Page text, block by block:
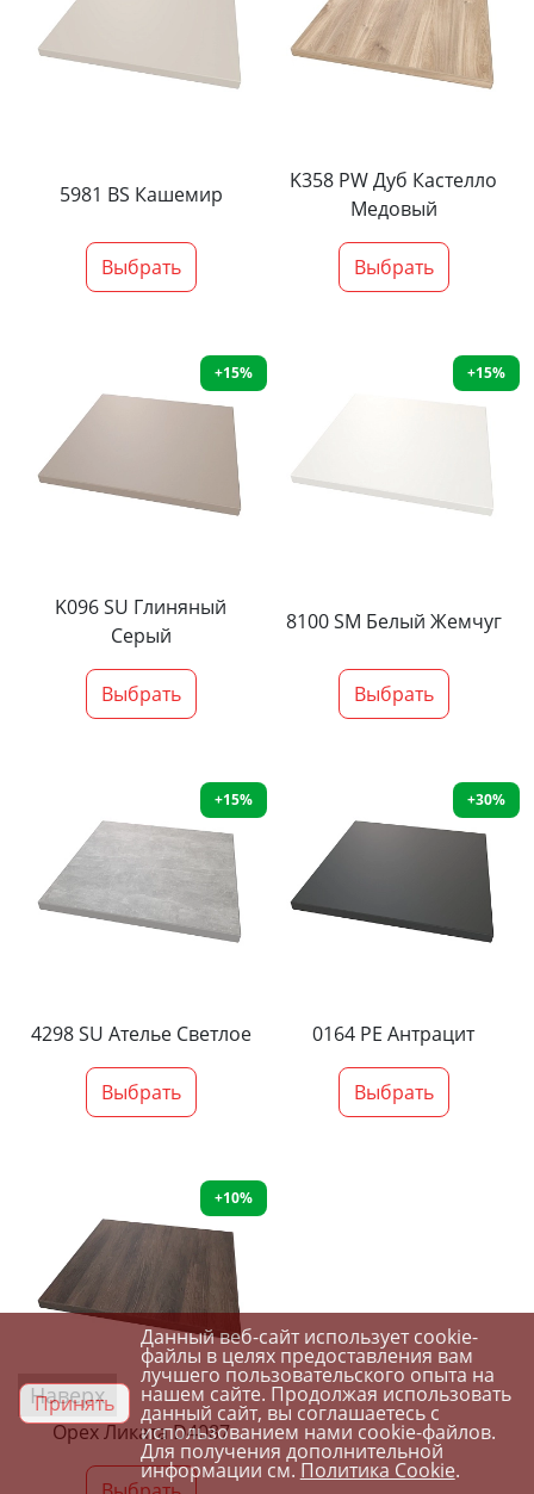
5981 BS Кашемир
Выбрать
K358 PW Дуб Кастелло
Медовый
Выбрать
+15%
K096 SU Глиняный
Серый
Выбрать
+15%
8100 SM Белый Жемчуг
Выбрать
+15%
4298 SU Ателье Светлое
Выбрать
+30%
0164 PE Антрацит
Выбрать
+10%
Орех Ликата D4087
Наверх
Принять
Данный веб-сайт использует cookie-
файлы в целях предоставления вам
лучшего пользовательского опыта на
нашем сайте. Продолжая использовать
данный сайт, вы соглашаетесь с
использованием нами cookie-файлов.
Для получения дополнительной
информации см.Политика Cookie.